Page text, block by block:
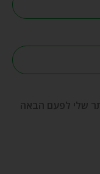
שלי לפעם הבאה